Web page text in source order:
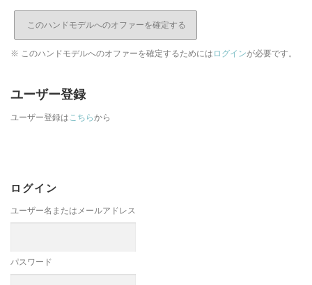
※ このハンドモデルへのオファーを確定するためには ログインが必要です。
ユーザー登録
ユーザー登録は こちらから
ログイン
ユーザー名またはメールアドレス
パスワード